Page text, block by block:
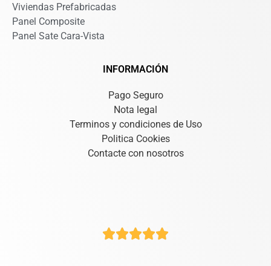
Viviendas Prefabricadas
Panel Composite
Panel Sate Cara-Vista
INFORMACIÓN
Pago Seguro
Nota legal
Terminos y condiciones de Uso
Politica Cookies
Contacte con nosotros
